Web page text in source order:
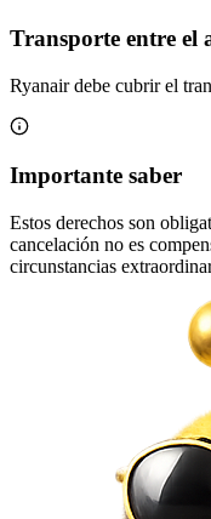
Transporte entre el
Ryanair debe cubrir el
Importante saber
Estos derechos son
cancelación no es
circunstancias